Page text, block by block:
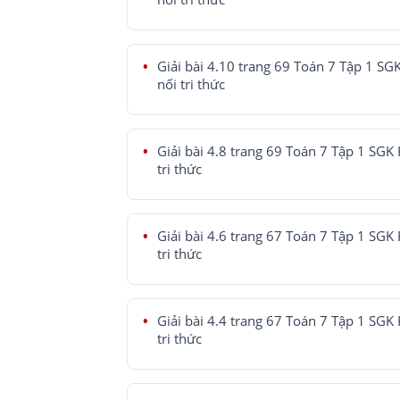
Giải bài 4.10 trang 69 Toán 7 Tập 1
nối tri thức
Giải bài 4.8 trang 69 Toán 7 Tập 1 SGK
tri thức
Giải bài 4.6 trang 67 Toán 7 Tập 1 SGK
tri thức
Giải bài 4.4 trang 67 Toán 7 Tập 1 SGK
tri thức